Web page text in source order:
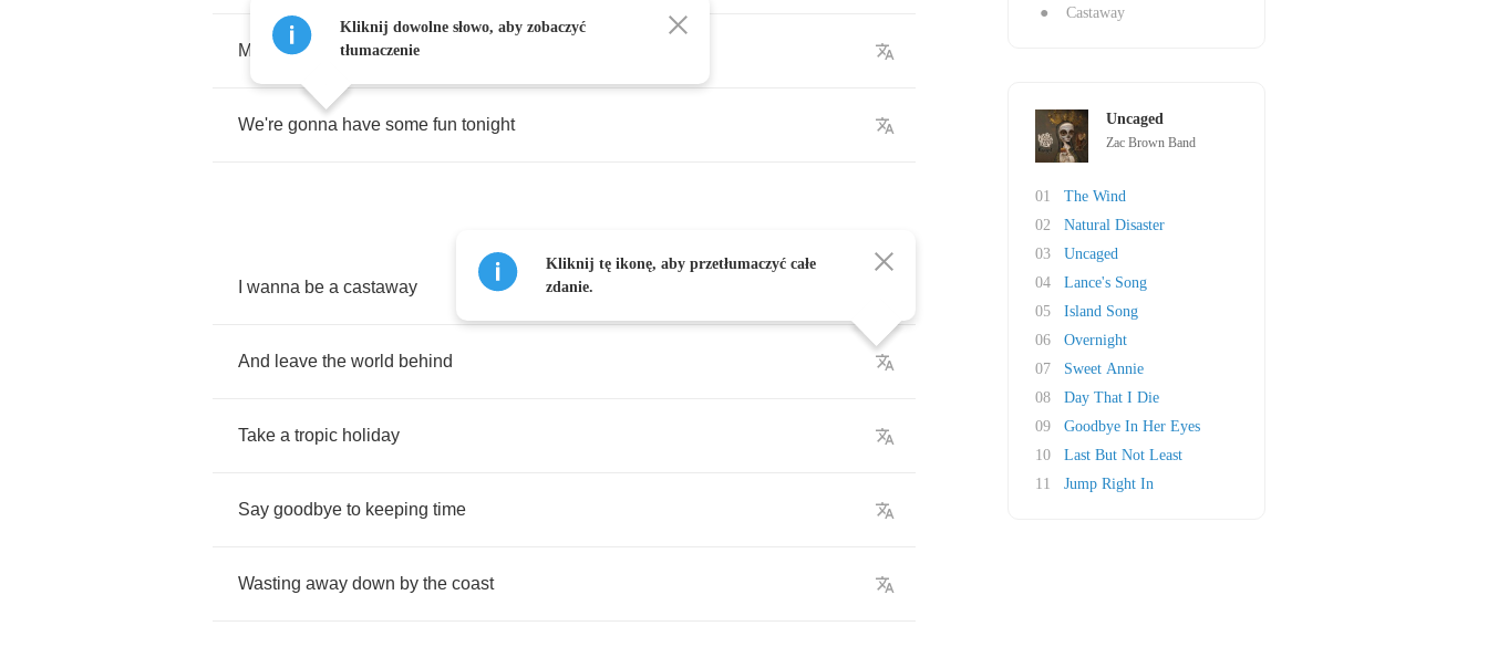
Make it a strong one
We're gonna have some fun tonight
wanna be a castaway
And leave the world behind
Take a tropic holiday
Say goodbye to keeping time
Wasting away down by the coast
Kliknij dowolne słowo, aby zobaczyć
tłumaczenie
Kliknij tę ikonę, aby przetłumaczyć całe
zdanie.
●
Castaway
Uncaged
Zac Brown Band
01
The Wind
02
Natural Disaster
03
Uncaged
04
Lance's Song
05
Island Song
06
Overnight
07
Sweet Annie
08
Day That I Die
09
Goodbye In Her Eyes
10
Last But Not Least
11
Jump Right In